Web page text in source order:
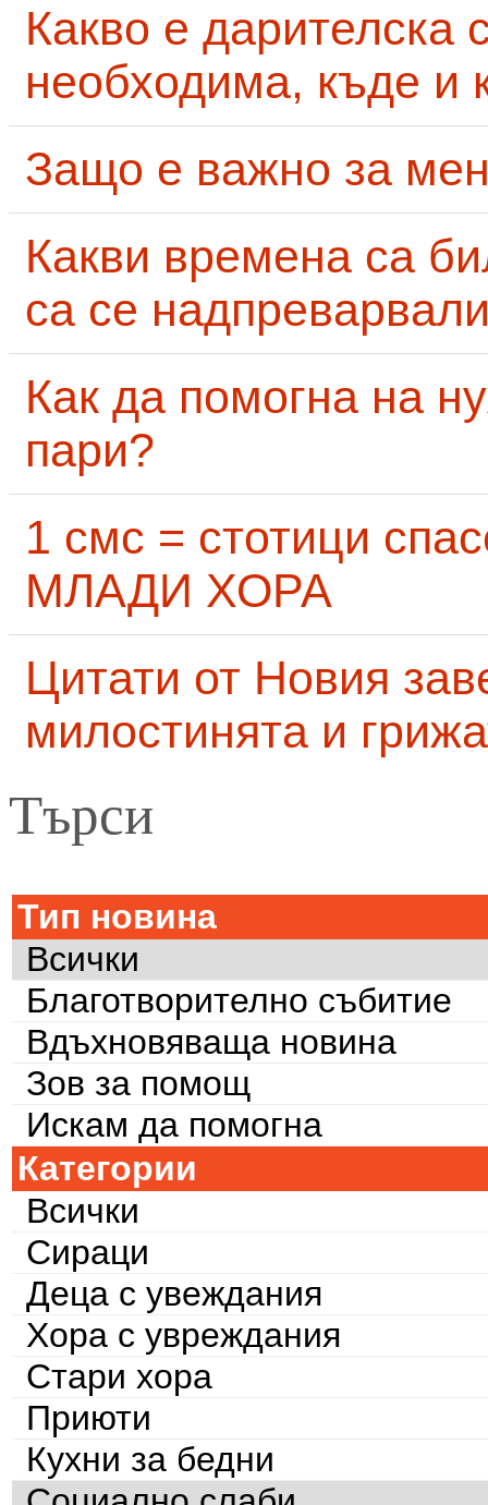
Какво е дарителска
необходима, къде и
Защо е важно за
Какви времена са
са се
Как да помогна на
пари?
1 смс = стотици
МЛАДИ ХОРА
Цитати от Новия
милостинята и
Търси
Тип новина
Всички
Благотворително събитие
Вдъхновяваща новина
Зов за помощ
Искам да помогна
Категории
Всички
Сираци
Деца с увеждания
Хора с увреждания
Стари хора
Приюти
Кухни за бедни